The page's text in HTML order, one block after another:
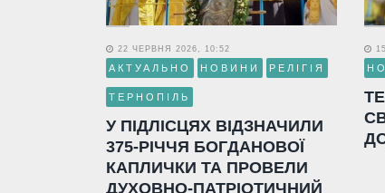
22 ЧЕРВНЯ 2026, 10:52
АКТУАЛЬНО НОВИНИ РЕЛІГІЯ
ТЕРНОПІЛЬ
У ПІДЛІСЦЯХ ВІДЗНАЧИЛИ
375-РІЧЧЯ БОГДАНОВОЇ
КАПЛИЧКИ ТА ПРОВЕЛИ
ДУХОВНО-ПАТРІОТИЧНИЙ